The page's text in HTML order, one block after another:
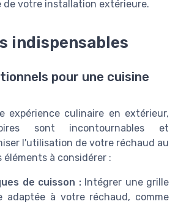
de votre installation extérieure.
indispensables
pour une cuisine
expérience culinaire en extérieur,
sont incontournables et
l'utilisation de votre réchaud au
éléments à considérer :
de cuisson :Intégrer une grille
adaptée à votre réchaud, comme